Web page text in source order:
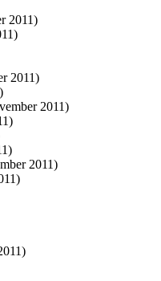
2011)
2011)
2011)
2011)